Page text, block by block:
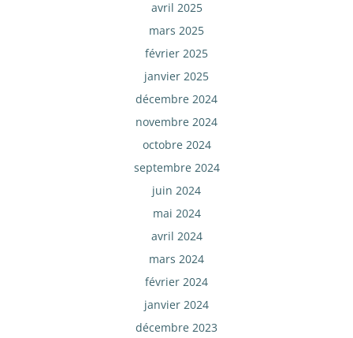
avril 2025
mars 2025
février 2025
janvier 2025
décembre 2024
novembre 2024
octobre 2024
septembre 2024
juin 2024
mai 2024
avril 2024
mars 2024
février 2024
janvier 2024
décembre 2023